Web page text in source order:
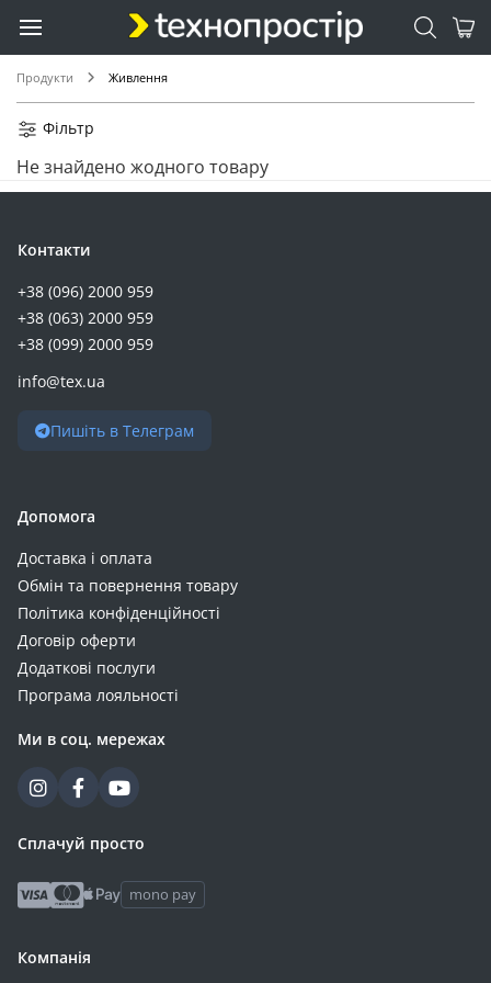
Продукти Живлення
Фільтр
Не знайдено жодного товару
Контакти
+38 (096) 2000 959
+38 (063) 2000 959
+38 (099) 2000 959
info@tex.ua
Пишіть в Телеграм
Допомога
Доставка і оплата
Обмін та повернення товару
Політика конфіденційності
Договір оферти
Додаткові послуги
Програма лояльності
Ми в соц. мережах
Сплачуй просто
mono pay
Компанія